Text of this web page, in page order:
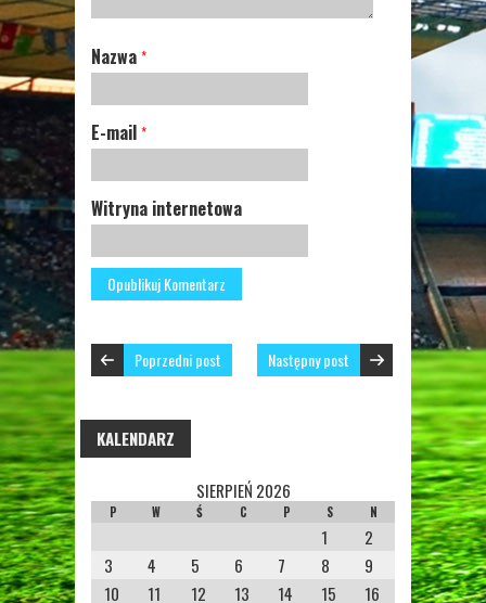
Nazwa *
E-mail *
Witryna internetowa
Poprzedni post Następny post
KALENDARZ
SIERPIEŃ 2026
P W Ś C P S N
1
2
3
4 5 6 7 8
9
10
11 12 13 14 15
16